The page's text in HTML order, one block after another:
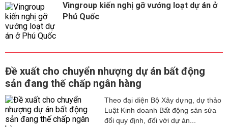
Vingroup kiến nghị gỡ vướng loạt dự án ở
Phú Quốc
Đề xuất cho chuyển nhượng dự án bất động
sản đang thế chấp ngân hàng
Theo đại diện Bộ Xây dựng, dự thảo
Luật Kinh doanh Bất động sản sửa
đổi quy định, đối với dự án...